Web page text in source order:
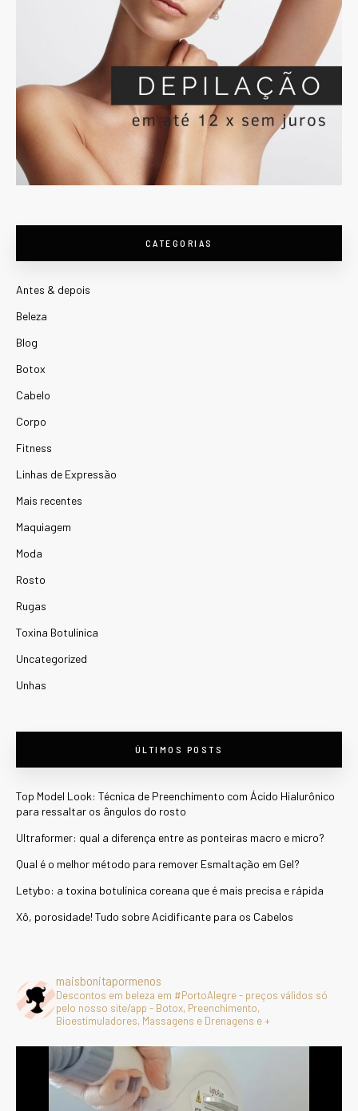
CATEGORIAS
Antes & depois
Beleza
Blog
Botox
Cabelo
Corpo
Fitness
Linhas de Expressão
Mais recentes
Maquiagem
Moda
Rosto
Rugas
Toxina Botulínica
Uncategorized
Unhas
ÚLTIMOS POSTS
Top Model Look: Técnica de Preenchimento com Ácido Hialurônico
para ressaltar os ângulos do rosto
Ultraformer: qual a diferença entre as ponteiras macro e micro?
Qual é o melhor método para remover Esmaltação em Gel?
Letybo: a toxina botulínica coreana que é mais precisa e rápida
Xô, porosidade! Tudo sobre Acidificante para os Cabelos
maisbonitapormenos
Descontos em beleza em #PortoAlegre - preços válidos só
pelo nosso site/app - Botox, Preenchimento,
Bioestimuladores, Massagens e Drenagens e +